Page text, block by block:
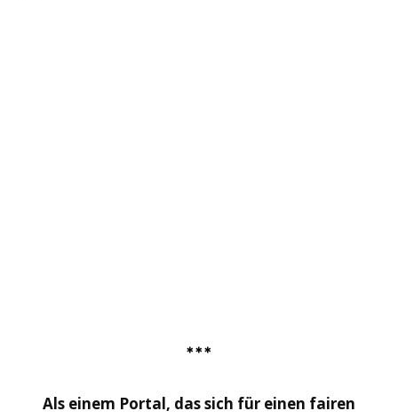
***
Als einem Portal, das sich für einen fairen